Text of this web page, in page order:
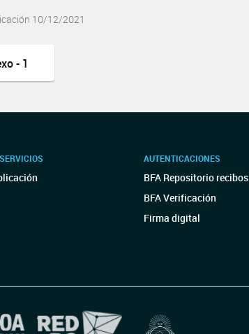
10/12/2021
- 1
AUTENTICACIONES
BFA Repositorio recibos
BFA Verificación
Firma digital